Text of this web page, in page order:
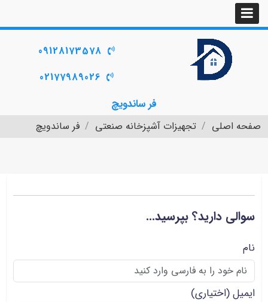
فر ساندویچ
09128173578
02177989026
صفحه اصلی تجهیزات آشپزخانه صنعتی فر ساندویچ
سوالی دارید؟ بپرسید...
نام
ایمیل(اختیاری)